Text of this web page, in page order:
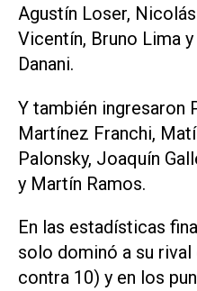
Agustín Loser,
Vicentín, Bruno Lima
Danani.
Y también ingresaron
Martínez Franchi,
Palonsky, Joaquín
y Martín Ramos.
En las estadísticas
solo dominó a su
contra 10) y en los